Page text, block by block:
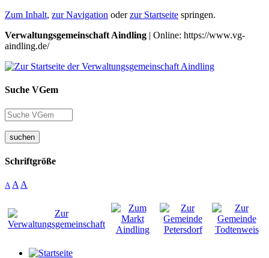
Zum Inhalt, zur Navigation oderzur Startseite springen.
Verwaltungsgemeinschaft Aindling | Online: https://www.vg-
aindling.de/
Suche VGem
suchen
Schriftgröße
A A A